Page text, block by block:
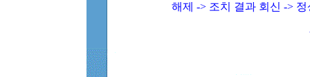
해제 -> 조치 결과 회신 ->